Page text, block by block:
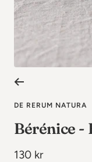
DE RERUM NATURA
Bérénice -
Rea-
130 kr